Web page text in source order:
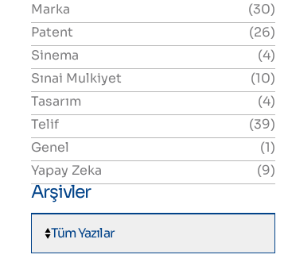
Marka
(30)
Patent
(26)
Sinema
(4)
Sınai Mulkiyet
(10)
Tasarım
(4)
Telif
(39)
Genel
(1)
Yapay Zeka
(9)
Arşivler
Tüm Yazılar